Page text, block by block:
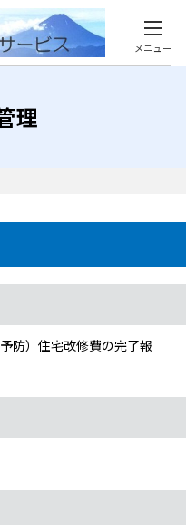
メニュー
理
防）住宅改修費の完了報